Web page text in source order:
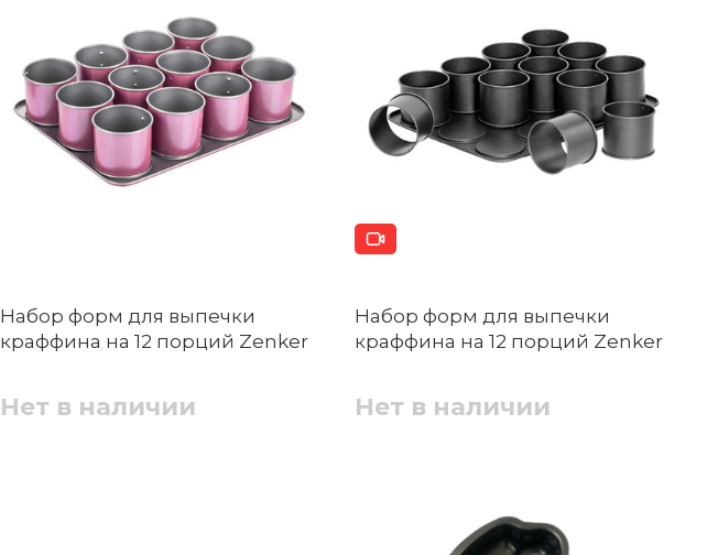
Набор форм для выпечки
краффина на 12 порций Zenker
Нет в наличии
Набор форм для выпечки
краффина на 12 порций Zenker
Нет в наличии